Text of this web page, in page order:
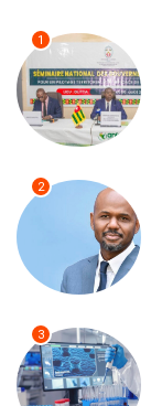
1
2
3